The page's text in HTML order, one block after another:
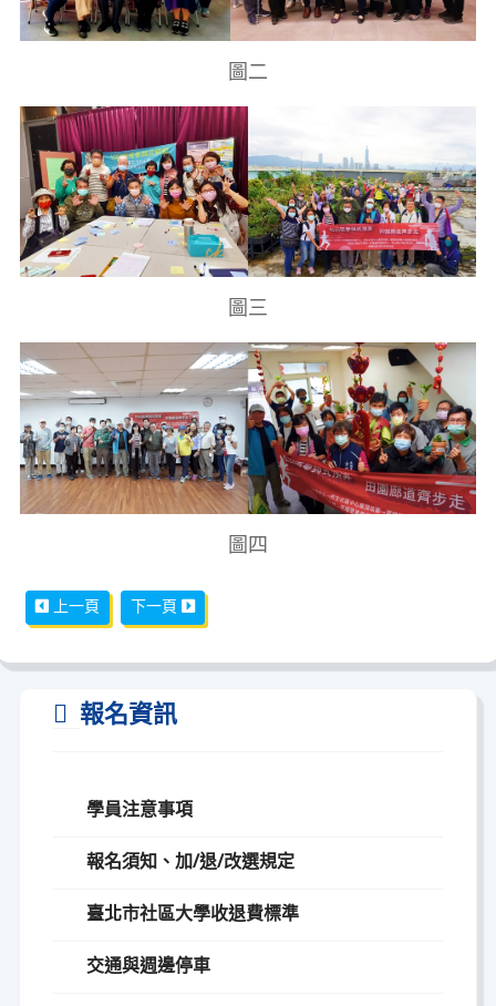
圖二
圖三
圖四
上一篇文章: 【水文探源】松山社大「錫口庄「水廊道」水文探源」
上一頁 下一篇文章: 【祖父母節】
下一頁
報名資訊
學員注意事項
報名須知、加/退/改選規定
臺北市社區大學收退費標準
交通與週邊停車